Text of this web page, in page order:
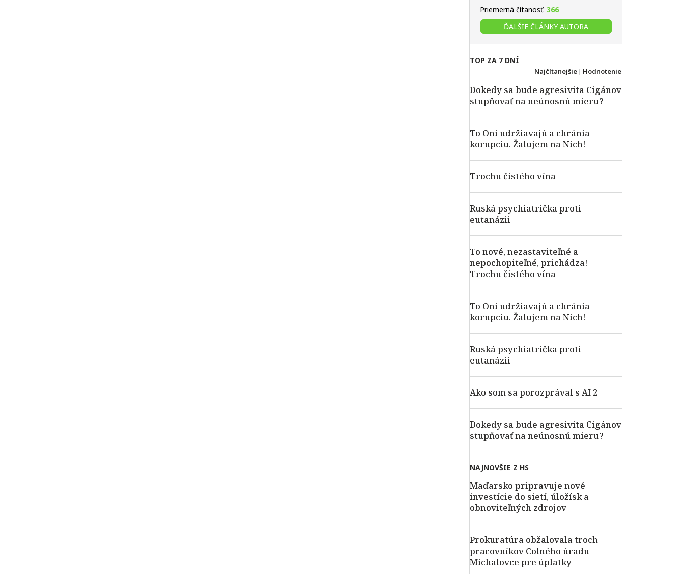
Priemerná čítanosť: 366
ĎALŠIE ČLÁNKY AUTORA
TOP ZA 7 DNÍ
Najčítanejšie | Hodnotenie
Dokedy sa bude agresivita Cigánov
stupňovať na neúnosnú mieru?
To Oni udržiavajú a chránia
korupciu. Žalujem na Nich!
Trochu čistého vína
Ruská psychiatrička proti
eutanázii
To nové, nezastaviteľné a
nepochopiteľné, prichádza!
Trochu čistého vína
To Oni udržiavajú a chránia
korupciu. Žalujem na Nich!
Ruská psychiatrička proti
eutanázii
Ako som sa porozprával s AI 2
Dokedy sa bude agresivita Cigánov
stupňovať na neúnosnú mieru?
NAJNOVŠIE Z HS
Maďarsko pripravuje nové
investície do sietí, úložísk a
obnoviteľných zdrojov
Prokuratúra obžalovala troch
pracovníkov Colného úradu
Michalovce pre úplatky